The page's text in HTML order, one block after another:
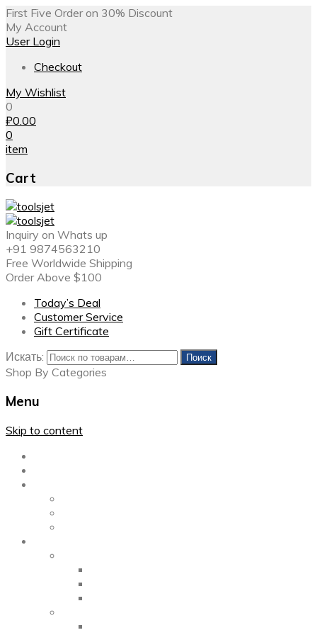
First Five Order on 30% Discount
My Account
User Login
Checkout
My Wishlist
0
₽0.00
0
item
Cart
Inquiry on Whats up
+91 9874563210
Free Worldwide Shipping
Order Above $100
Today’s Deal
Customer Service
Gift Certificate
Искать:
Поиск
Shop By Categories
Menu
Skip to content